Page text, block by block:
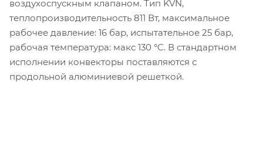
воздухоспускным клапаном. Тип KVN,
теплопроизводительность 811 Вт, максимальное
рабочее давление: 16 бар, испытательное 25 бар,
рабочая температура: макс 130 °C. В стандартном
исполнении конвекторы поставляются с
продольной алюминиевой решеткой.